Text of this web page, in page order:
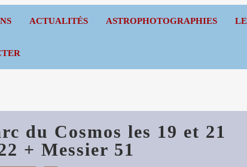
ACTUALITÉS ASTROPHOTOGRAPHIES
du Cosmos les 19 et 21
+ Messier 51